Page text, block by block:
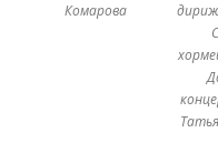
Комарова